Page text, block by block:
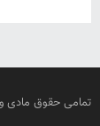
تمامی حقوق مادی